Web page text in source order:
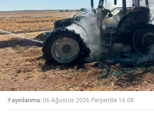
Yayınlanma: 06 Ağustos 2026 Perşembe 16:08